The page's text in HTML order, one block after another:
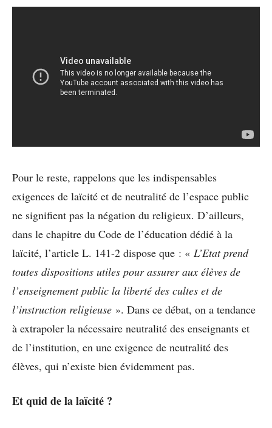
Pour le reste, rappelons que les indispensables
exigences de laïcité et de neutralité de l’espace public
ne signifient pas la négation du religieux. D’ailleurs,
dans le chapitre du Code de l’éducation dédié à la
laïcité, l’article L. 141-2 dispose que : « L’Etat prend
toutes dispositions utiles pour assurer aux élèves de
l’enseignement public la liberté des cultes et de
l’instruction religieuse ». Dans ce débat, on a tendance
à extrapoler la nécessaire neutralité des enseignants et
de l’institution, en une exigence de neutralité des
élèves, qui n’existe bien évidemment pas.
Et quid de la laïcité ?